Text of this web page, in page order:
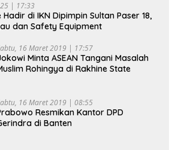
| 17:33
di IKN Dipimpin Sultan Paser 18,
dan Safety Equipment
16 Maret 2019 | 17:57
Minta ASEAN Tangani Masalah
Rohingya di Rakhine State
16 Maret 2019 | 08:55
Resmikan Kantor DPD
di Banten